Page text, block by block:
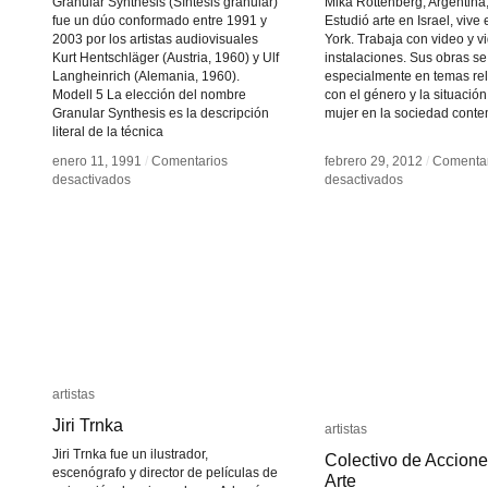
fue un dúo conformado entre 1991 y
2003 por los artistas audiovisuales
Kurt Hentschläger (Austria, 1960) y Ulf
Langheinrich (Alemania, 1960).
Modell 5 La elección del nombre
Granular Synthesis es la descripción
literal de la técnica
enero 11, 1991 / Comentarios
desactivadosen
enero 11, 1991 / Comentarios
desactivadosen
Estudió arte en Israel, vive
York. Trabaja con video y
instalaciones. Sus obras
especialmente en temas
con el género y la
mujer en la sociedad
febrero 29, 2012 /
desactivadosen
febrero 29, 2012 /
desactivadosen
artistas
Jiri Trnka
Jiri Trnka fue un ilustrador,
escenógrafo y director de películas de
artistas
Jiri Trnka artistas
Colectivo de
Arte
artistas
Colectivo de
Arte